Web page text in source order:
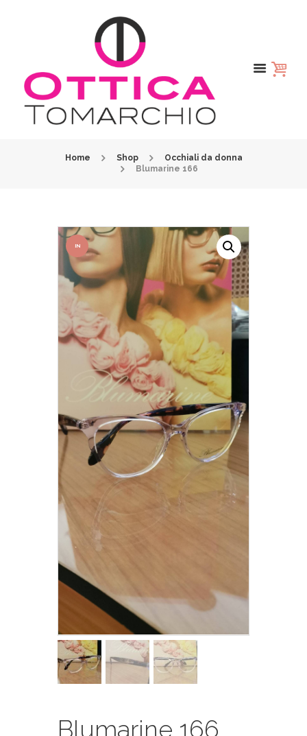
Home Shop
Occhiali da donna
Blumarine 166
IN
OFFER
TA!
Blumarine 166